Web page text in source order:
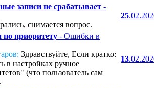
записи не срабатывает -
снимается вопрос.
25
приоритету - Ошибки в
Здравствуйте, Если кратко:
в настройках ручное
(что пользователь сам
13